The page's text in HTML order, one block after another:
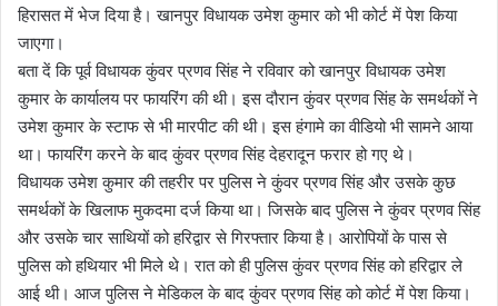
हिरासत में भेज दिया है। खानपुर विधायक उमेश कुमार को भी कोर्ट में पेश किया
जाएगा।
बता दें कि पूर्व विधायक कुंवर प्रणव सिंह ने रविवार को खानपुर विधायक उमेश
कुमार के कार्यालय पर फायरिंग की थी। इस दौरान कुंवर प्रणव सिंह के समर्थकों ने
उमेश कुमार के स्टाफ से भी मारपीट की थी। इस हंगामे का वीडियो भी सामने आया
था। फायरिंग करने के बाद कुंवर प्रणव सिंह देहरादून फरार हो गए थे।
विधायक उमेश कुमार की तहरीर पर पुलिस ने कुंवर प्रणव सिंह और उसके कुछ
समर्थकों के खिलाफ मुकदमा दर्ज किया था। जिसके बाद पुलिस ने कुंवर प्रणव सिंह
और उसके चार साथियों को हरिद्वार से गिरफ्तार किया है। आरोपियों के पास से
पुलिस को हथियार भी मिले थे। रात को ही पुलिस कुंवर प्रणव सिंह को हरिद्वार ले
आई थी। आज पुलिस ने मेडिकल के बाद कुंवर प्रणव सिंह को कोर्ट में पेश किया।